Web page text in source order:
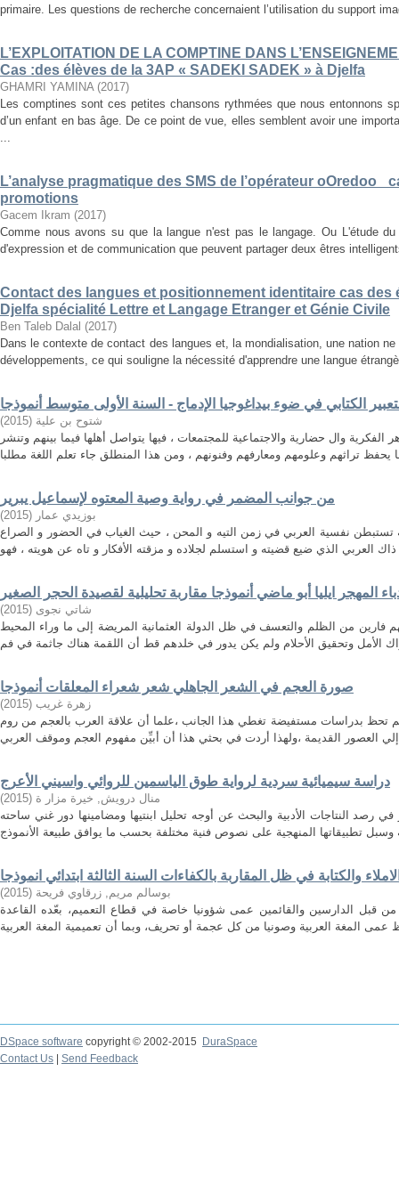
primaire. Les questions de recherche concernaient l’utilisation du support
L’EXPLOITATION DE LA COMPTINE DANS
Cas :des élèves de la 3AP « SADEKI SADEK » à Djelfa
GHAMRI YAMINA (2017)
Les comptines sont ces petites chansons rythmées que nous entonnons
d’un enfant en bas âge. De ce point de vue, elles semblent avoir une
...
L’analyse pragmatique des SMS de l’opérateur oOredoo
promotions
Gacem Ikram (2017)
Comme nous avons su que la langue n'est pas le langage. Ou L'étude
d'expression et de communication que peuvent partager deux êtres
Contact des langues et positionnement identitaire cas des
Djelfa spécialité Lettre et Langage Etranger et Génie Civile
Ben Taleb Dalal (2017)
Dans le contexte de contact des langues et, la mondialisation, une nation
développements, ce qui souligne la nécessité d'apprendre une langue
الكتابي في ضوء بیداغوجیا الإدماج - السنة الأولى متوسط أنموذجا
شتوح بن علیة (
2015
)
وال حضارية والاجتماعية للمجتمعات ، فيها يتواصل أهلها فيما بينهم وتنشر
من جوانب المضمر في رواية وصية المعتوه لإسماعيل يبرير
بوزيدي عمار (
2015
)
تستبطن نفسية العربي في زمن التيه و المحن ، حيث الغياب في الحضور و الصراع
المهجر ايليا أبو ماضي أنموذجا مقاربة تحليلية لقصيدة الحجر الصغير
شاتي نجوى (
2015
)
فارين من الظلم والتعسف في ظل الدولة العثمانية المريضة إلى ما وراء المحيط
صورة العجم في الشعر الجاهلي شعر شعراء المعلقات أنموذجا
زهرة غريب (
2015
)
تحظ بدراسات مستفيضة تغطي هذا الجانب ،علما أن علاقة العرب بالعجم من روم
دراسة سيميائية سردية لرواية طوق الياسمين للروائي واسيني الأعرج
منال درويش, خيرة مزار ة (
2015
)
رصد النتاجات الأدبية والبحث عن أوجه تحليل ابنتيها ومضامينها دور غني ساحته
والكتابة في ظل المقاربة بالكفاءات السنة الثالثة ابتدائي انموذجا
بوسالم مريم, زرقاوي فريحة (
2015
)
من قبل الدارسين والقائمين عمى شؤونيا خاصة في قطاع التعميم، بعّده القاعدة
DSpace software copyright © 2002-2015
DuraSpace
Contact Us
Send Feedback